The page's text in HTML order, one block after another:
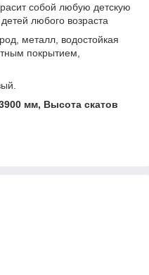
собой любую детскую
любого возраста
металл, водостойкая
покрытием,
мм, Высота скатов